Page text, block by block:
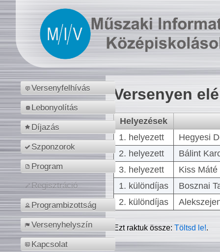
Versenyfelhívás
Lebonyolítás
Díjazás
Szponzorok
Program
Regisztráció
Programbizottság
Versenyhelyszín
Kapcsolat
Versenyen
Helyezések
1. helyezett
Hegyesi
2. helyezett
Bálint
3. helyezett
Kiss
1. különdíjas
Bosznai
2. különdíjas
Ezt raktuk össze:Töltsd le!.